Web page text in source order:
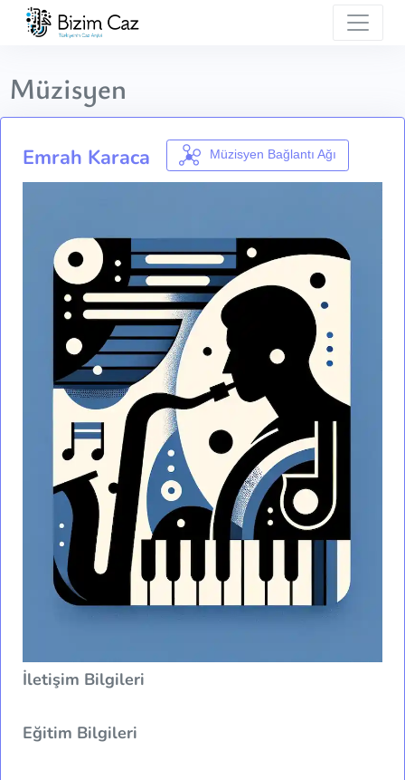
Müzisyen
Emrah Karaca Müzisyen Bağlantı Ağı
İletişim Bilgileri
Eğitim Bilgileri